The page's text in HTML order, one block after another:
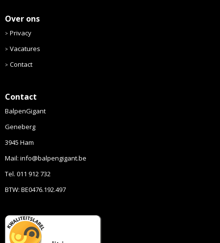
Over ons
Privacy
Vacatures
Contact
Contact
BalpenGigant
Geneberg
3945 Ham
Mail: info@balpengigant.be
Tel. 011 912 732
BTW: BE0476.192.497